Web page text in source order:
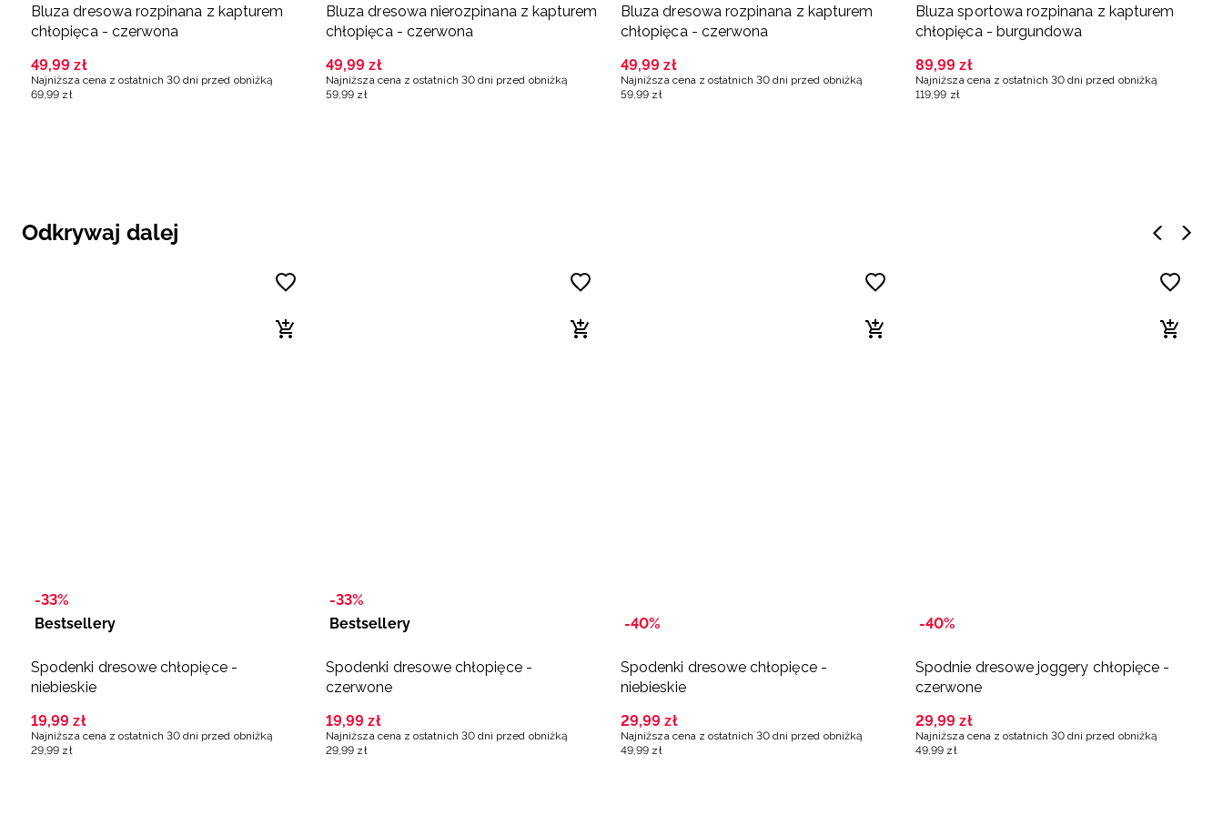
Bluza dresowa rozpinana z kapturem
chłopięca - czerwona
49,99 zł
Najniższa cena z ostatnich 30 dni przed obniżką
69,99 zł
Bluza dresowa nierozpinana z kapturem
chłopięca - czerwona
49,99 zł
Najniższa cena z ostatnich 30 dni przed obniżką
59,99 zł
Bluza dresowa rozpinana z kapturem
chłopięca - czerwona
49,99 zł
Najniższa cena z ostatnich 30 dni przed obniżką
59,99 zł
Bluza sportowa rozpinana z kapturem
chłopięca - burgundowa
89,99 zł
Najniższa cena z ostatnich 30 dni przed obniżką
119,99 zł
Odkrywaj dalej
-33%
Bestsellery
Spodenki dresowe chłopięce -
niebieskie
19,99 zł
Najniższa cena z ostatnich 30 dni przed obniżką
29 ,99 zł
-33%
Bestsellery
Spodenki dresowe chłopięce -
czerwone
19,99 zł
Najniższa cena z ostatnich 30 dni przed obniżką
29 ,99 zł
-40%
Spodenki dresowe chłopięce -
niebieskie
29,99 zł
Najniższa cena z ostatnich 30 dni przed obniżką
49 ,99 zł
-40%
Spodnie dresowe joggery chłopięce -
czerwone
29,99 zł
Najniższa cena z ostatnich 30 dni przed obniżką
49 ,99 zł